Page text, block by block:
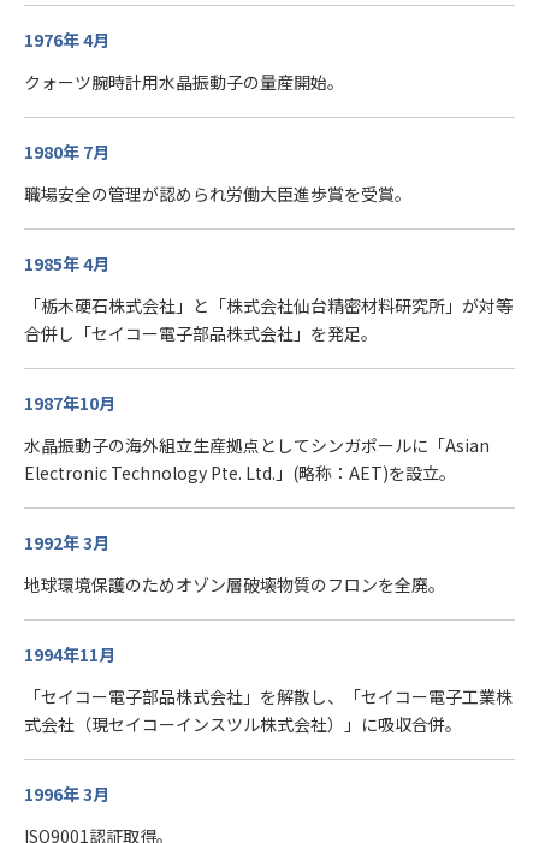
1976年 4月
クォーツ腕時計用水晶振動子の量産開始。
1980年 7月
職場安全の管理が認められ労働大臣進歩賞を受賞。
1985年 4月
「栃木硬石株式会社」と「株式会社仙台精密材料研究所」が対等
合併し「セイコー電子部品株式会社」を発足。
1987年10月
水晶振動子の海外組立生産拠点としてシンガポールに「Asian
Electronic Technology Pte. Ltd.」(略称：AET)を設立。
1992年 3月
地球環境保護のためオゾン層破壊物質のフロンを全廃。
1994年11月
「セイコー電子部品株式会社」を解散し、「セイコー電子工業株
式会社（現セイコーインスツル株式会社）」に吸収合併。
1996年 3月
ISO9001認証取得。